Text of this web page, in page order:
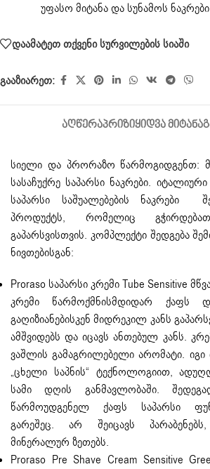
უფასო მიტანა და სუნამოს
დაამატეთ თქვენი სურვილების სიაში
გააზიარეთ:
ᲐᲦᲬᲔᲠᲐᲞᲠᲘᲖᲘᲧᲘᲓᲕᲐ ᲛᲘᲢᲐᲜᲐ
სიელი და პრორაზო წარმოგიდგენთ:
სასაჩუქრე საპარსი ნაკრები.
საპარსი საშუალებების ნაკრები
პროდუქტს, რომელიც
გაპარსვისთვის. კომპლექტი შედგება
ნივთებისგან:
Proraso საპარსი კრემი Tube Sensitive
კრემი წარმოქმნისმდიდარ ქაფს
გაღიზიანებისკენ მიდრეკილ კანს
ამშვიდებს და იცავს ანთებულ კანს.
ვაშლის გამაგრილებელი არომატი. იგი
„ცხელი საპნის“ ტექნოლოგიით,
სამი დღის განმავლობაში.
წარმოუდგენელ ქაფს საპარსი
გარეშეც. არ შეიცავს
მინერალურ ზეთებს.
Proraso Pre Shave Cream Sensitive